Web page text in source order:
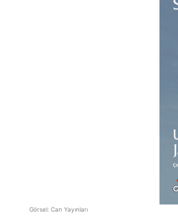
Görsel: Can Yayınları